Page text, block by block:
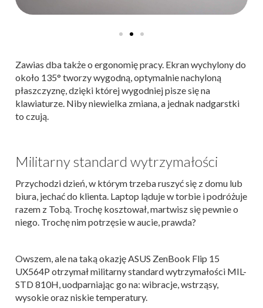
Zawias dba także o ergonomię pracy. Ekran wychylony do
około 135° tworzy wygodną, optymalnie nachyloną
płaszczyznę, dzięki której wygodniej pisze się na
klawiaturze. Niby niewielka zmiana, a jednak nadgarstki
to czują.
Militarny standard wytrzymałości
Przychodzi dzień, w którym trzeba ruszyć się z domu lub
biura, jechać do klienta. Laptop ląduje w torbie i podróżuje
razem z Tobą. Trochę kosztował, martwisz się pewnie o
niego. Trochę nim potrzęsie w aucie, prawda?
Owszem, ale na taką okazję ASUS ZenBook Flip 15
UX564P otrzymał militarny standard wytrzymałości MIL-
STD 810H, uodparniając go na: wibracje, wstrząsy,
wysokie oraz niskie temperatury.